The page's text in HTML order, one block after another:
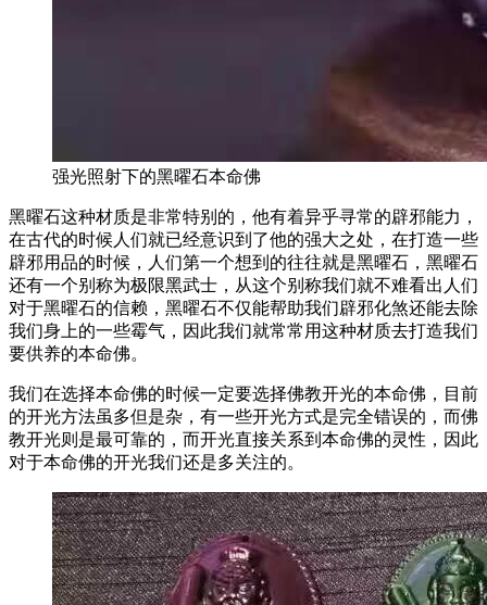
强光照射下的黑曜石本命佛
黑曜石这种材质是非常特别的，他有着异乎寻常的辟邪能力，
在古代的时候人们就已经意识到了他的强大之处，在打造一些
辟邪用品的时候，人们第一个想到的往往就是黑曜石，黑曜石
还有一个别称为极限黑武士，从这个别称我们就不难看出人们
对于黑曜石的信赖，黑曜石不仅能帮助我们辟邪化煞还能去除
我们身上的一些霉气，因此我们就常常用这种材质去打造我们
要供养的本命佛。
我们在选择本命佛的时候一定要选择佛教开光的本命佛，目前
的开光方法虽多但是杂，有一些开光方式是完全错误的，而佛
教开光则是最可靠的，而开光直接关系到本命佛的灵性，因此
对于本命佛的开光我们还是多关注的。